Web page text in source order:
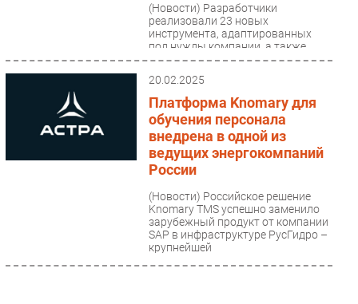
Здоровье
РАЗДЕЛЫ
Аналитика
(Новости) Разработчики
реализовали 23 новых
инструмента, адаптированных
под нужды компании, а также
создали более 140 динамических
20.02.2025
Платформа Knomary для
обучения персонала
внедрена в одной из
ведущих энергокомпаний
России
(Новости) Российское решение
Knomary TMS успешно заменило
зарубежный продукт от компании
SAP в инфраструктуре РусГидро –
крупнейшей